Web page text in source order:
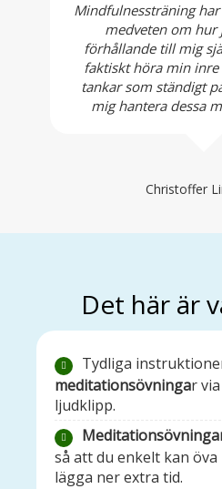
Mindfulnessträning
medveten om hur
förhållande till mig
faktiskt höra min
tankar som ständigt
mig hantera dessa
Christoffer
Det här är
Tydliga
meditationsövningar
ljudklipp.
så att du enkelt kan
lägga ner extra tid.